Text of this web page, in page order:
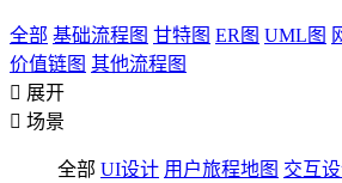
全部 基础流程图 甘特图 ER图 UML图
价值链图 其他流程图
 展开
 场景
全部 UI设计 用户旅程地图 交互